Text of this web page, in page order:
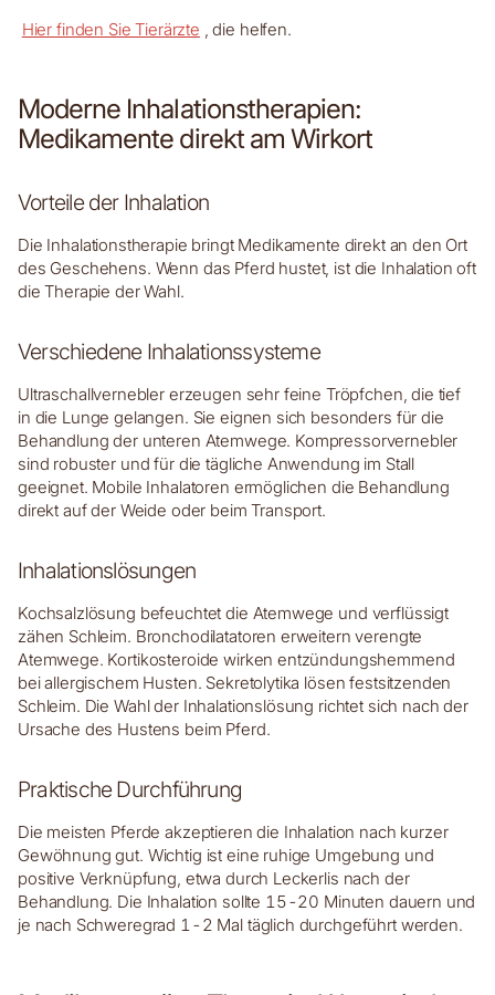
Hier finden Sie Tierärzte
, die helfen.
Moderne Inhalationstherapien:
Medikamente direkt am Wirkort
Vorteile der Inhalation
Die Inhalationstherapie bringt Medikamente direkt an den Ort
des Geschehens. Wenn das Pferd hustet, ist die Inhalation oft
die Therapie der Wahl.
Verschiedene Inhalationssysteme
Ultraschallvernebler erzeugen sehr feine Tröpfchen, die tief
in die Lunge gelangen. Sie eignen sich besonders für die
Behandlung der unteren Atemwege. Kompressorvernebler
sind robuster und für die tägliche Anwendung im Stall
geeignet. Mobile Inhalatoren ermöglichen die Behandlung
direkt auf der Weide oder beim Transport.
Inhalationslösungen
Kochsalzlösung befeuchtet die Atemwege und verflüssigt
zähen Schleim. Bronchodilatatoren erweitern verengte
Atemwege. Kortikosteroide wirken entzündungshemmend
bei allergischem Husten. Sekretolytika lösen festsitzenden
Schleim. Die Wahl der Inhalationslösung richtet sich nach der
Ursache des Hustens beim Pferd.
Praktische Durchführung
Die meisten Pferde akzeptieren die Inhalation nach kurzer
Gewöhnung gut. Wichtig ist eine ruhige Umgebung und
positive Verknüpfung, etwa durch Leckerlis nach der
Behandlung. Die Inhalation sollte 15-20 Minuten dauern und
je nach Schweregrad 1-2 Mal täglich durchgeführt werden.